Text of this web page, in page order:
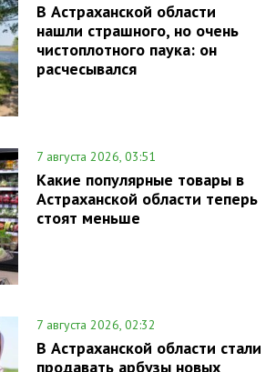
В Астраханской области
нашли страшного, но очень
чистоплотного паука: он
расчесывался
7 августа 2026, 03:51
Какие популярные товары в
Астраханской области теперь
стоят меньше
7 августа 2026, 02:32
В Астраханской области стали
продавать арбузы новых